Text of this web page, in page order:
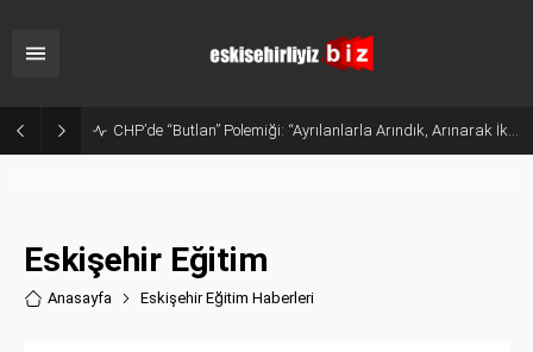
Sanayide Altyapı ve Temizlik Tepkisi: Gürhan Albayrak Küçük Sanayi Esnafını Ziyaret Etti
Eskişehir Eğitim
Anasayfa Eskişehir Eğitim Haberleri